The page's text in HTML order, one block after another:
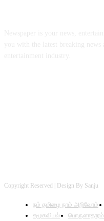
Copyright Reserved | Design By Sanju
நம் தமிழை நாம் அறிவோம்
சமூகவியல்
பொருளாதாரம்